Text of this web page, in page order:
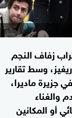
زفاف النجم
وسط تقارير
في جزيرة ماديرا،
والغناء
أو المكانين